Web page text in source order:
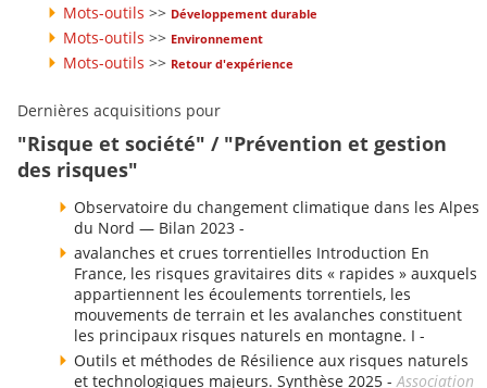
Mots-outils >> Développement durable
Mots-outils >> Environnement
Mots-outils >> Retour d'expérience
Dernières acquisitions pour
"Risque et société" / "Prévention et gestion
des risques"
Observatoire du changement climatique dans les Alpes
du Nord — Bilan 2023 -
avalanches et crues torrentielles Introduction En
France, les risques gravitaires dits « rapides » auxquels
appartiennent les écoulements torrentiels, les
mouvements de terrain et les avalanches constituent
les principaux risques naturels en montagne. I -
Outils et méthodes de Résilience aux risques naturels
et technologiques majeurs. Synthèse 2025 -Association